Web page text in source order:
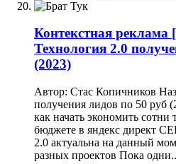
Контекстная реклама
Технология 2.0
(2023)
Автор: Стас Копичников
получения лидов по 50 руб
как начать экономить
бюджете в яндекс директ
2.0 актуальна на данный
разных проектов Пока